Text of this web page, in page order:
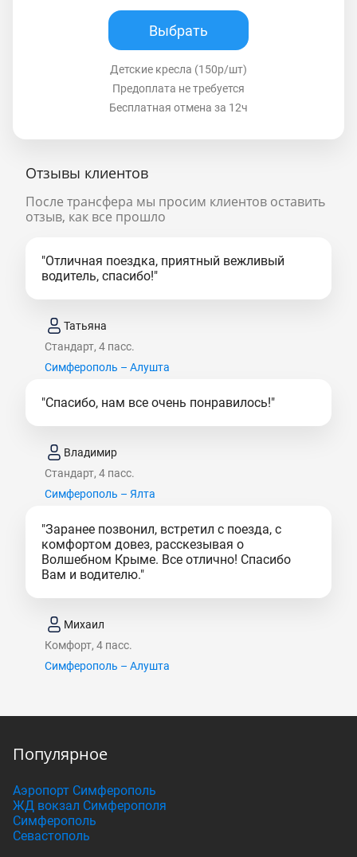
Выбрать
Детские кресла (150р/шт)
Предоплата не требуется
Бесплатная отмена за 12ч
Отзывы клиентов
После трансфера мы просим клиентов оставить
отзыв, как все прошло
"Отличная поездка, приятный вежливый
водитель, спасибо!"
Татьяна
Стандарт, 4 пасс.
Симферополь – Алушта
"Спасибо, нам все очень понравилось!"
Владимир
Стандарт, 4 пасс.
Симферополь – Ялта
"Заранее позвонил, встретил с поезда, с
комфортом довез, расскезывая о
Волшебном Крыме. Все отлично! Спасибо
Вам и водителю."
Михаил
Комфорт, 4 пасс.
Симферополь – Алушта
Популярное
Аэропорт Симферополь
ЖД вокзал Симферополя
Симферополь
Севастополь